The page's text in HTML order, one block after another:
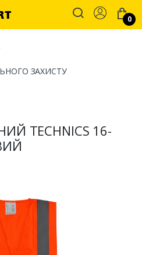
Account
0
ЗАХИСТУ
TECHNICS 16-